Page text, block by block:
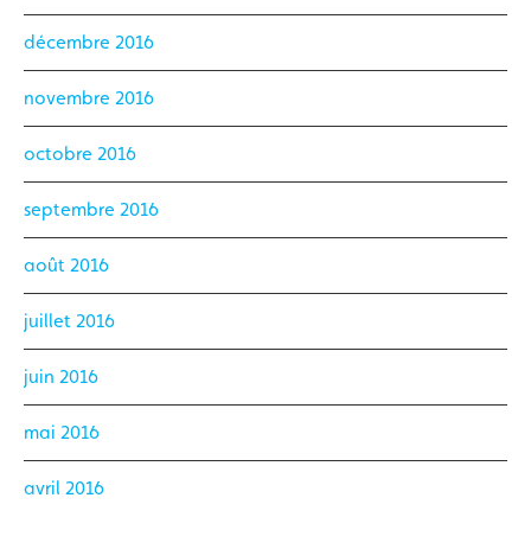
décembre 2016
novembre 2016
octobre 2016
septembre 2016
août 2016
juillet 2016
juin 2016
mai 2016
avril 2016